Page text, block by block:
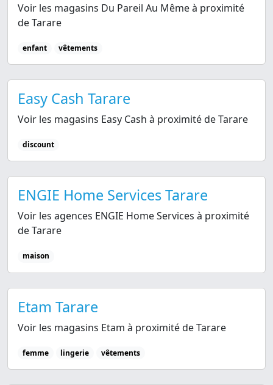
Voir les magasins Du Pareil Au Même à proximité
de Tarare
enfant vêtements
Easy Cash Tarare
Voir les magasins Easy Cash à proximité de Tarare
discount
ENGIE Home Services Tarare
Voir les agences ENGIE Home Services à proximité
de Tarare
maison
Etam Tarare
Voir les magasins Etam à proximité de Tarare
femme lingerie vêtements